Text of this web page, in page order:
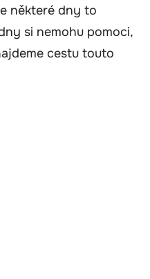
některé dny to
si nemohu pomoci,
cestu touto